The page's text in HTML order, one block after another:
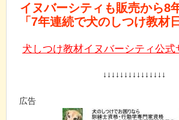
イヌバーシティも販売から8
「7年連続で犬のしつけ教材
犬しつけ教材イヌバーシティ公式
↓↓↓↓↓↓↓↓↓↓↓↓↓↓↓
広告